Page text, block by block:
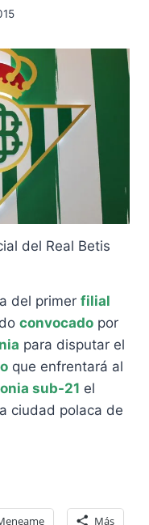
del Real Betis
del primer filial
convocado por
para disputar el
que enfrentará al
sub-21 el
ciudad polaca de
Más